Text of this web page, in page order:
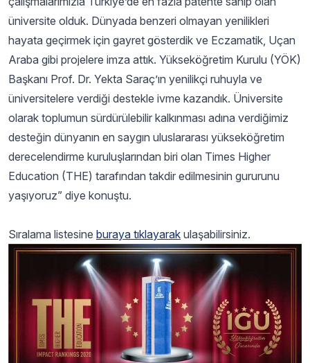
üniversite olduk. Dünyada benzeri olmayan yenilikleri
hayata geçirmek için gayret gösterdik ve Eczamatik, Uçan
Araba gibi projelere imza attık. Yükseköğretim Kurulu (YÖK)
Başkanı Prof. Dr. Yekta Saraç’ın yenilikçi ruhuyla ve
üniversitelere verdiği destekle ivme kazandık. Üniversite
olarak toplumun sürdürülebilir kalkınması adına verdiğimiz
desteğin dünyanın en saygın uluslararası yükseköğretim
derecelendirme kuruluşlarından biri olan Times Higher
Education (THE) tarafından takdir edilmesinin gururunu
yaşıyoruz” diye konuştu.
Sıralama listesine buraya tıklayarak ulaşabilirsiniz.